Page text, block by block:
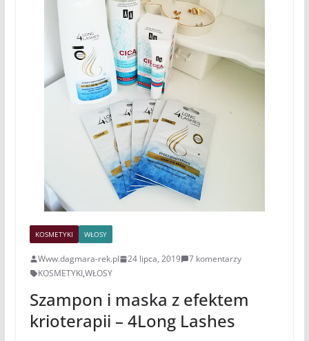
KOSMETYKI WŁOSY
Www.dagmara-rek.pl 24 lipca, 2019
7 komentarzy
KOSMETYKI,WŁOSY
Szampon i maska z efektem
krioterapii – 4Long Lashes